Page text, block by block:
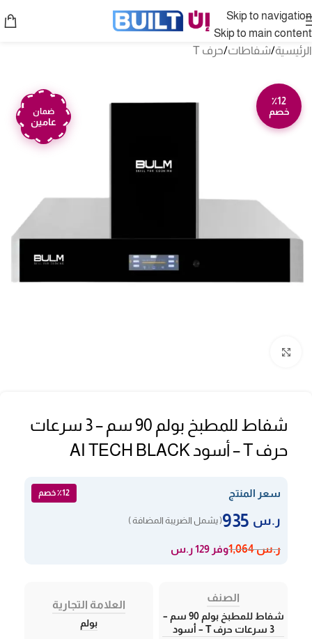
Skip to navigation
Skip to main content
الرئيسية/شفاطات/حرف T
٪12
خصم
ضمان
عامين
شفاط للمطبخ بولم 90 سم – 3 سرعات
حرف T – أسود AI TECH BLACK
سعر المنتج ٪12 خصم
ر.س ( يشمل الضريبة المضافة )
ر.س1,064 وفر 129 ر.س
الصنف
شفاط للمطبخ بولم 90 سم –
3 سرعات حرف T – أسود
العلامة التجارية
بولم